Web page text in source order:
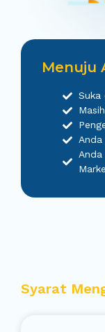
Menuju
Suka
Syarat